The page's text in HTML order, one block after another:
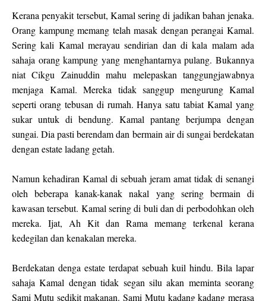
Kerana penyakit tersebut, Kamal sering di jadikan bahan jenaka.
Orang kampung memang telah masak dengan perangai Kamal.
Sering kali Kamal merayau sendirian dan di kala malam ada
sahaja orang kampung yang menghantarnya pulang. Bukannya
niat Cikgu Zainuddin mahu melepaskan tanggungjawabnya
menjaga Kamal. Mereka tidak sanggup mengurung Kamal
seperti orang tebusan di rumah. Hanya satu tabiat Kamal yang
sukar untuk di bendung. Kamal pantang berjumpa dengan
sungai. Dia pasti berendam dan bermain air di sungai berdekatan
dengan estate ladang getah.
Namun kehadiran Kamal di sebuah jeram amat tidak di senangi
oleh beberapa kanak-kanak nakal yang sering bermain di
kawasan tersebut. Kamal sering di buli dan di perbodohkan oleh
mereka. Ijat, Ah Kit dan Rama memang terkenal kerana
kedegilan dan kenakalan mereka.
Berdekatan denga estate terdapat sebuah kuil hindu. Bila lapar
sahaja Kamal dengan tidak segan silu akan meminta seorang
Sami Mutu sedikit makanan. Sami Mutu kadang kadang merasa